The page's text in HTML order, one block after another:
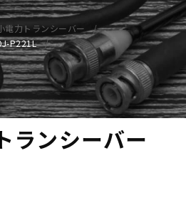
電力トランシーバー
P221L
ランシーバー